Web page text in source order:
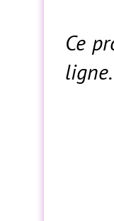
Ce
ligne.